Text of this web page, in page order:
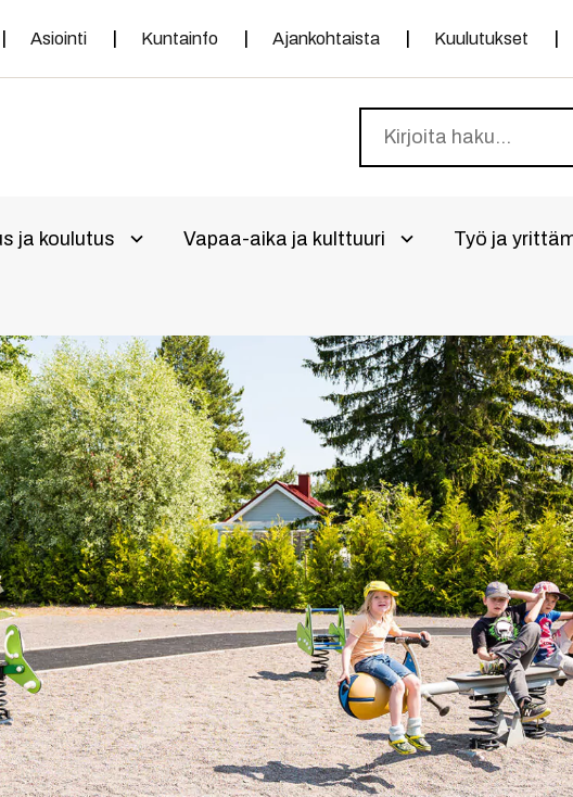
Asiointi Kuntainfo Ajankohtaista Kuulutukset
ja koulutus Avaa alivalikko
Vapaa-aika ja kulttuuri Avaa alivalikko
Työ ja